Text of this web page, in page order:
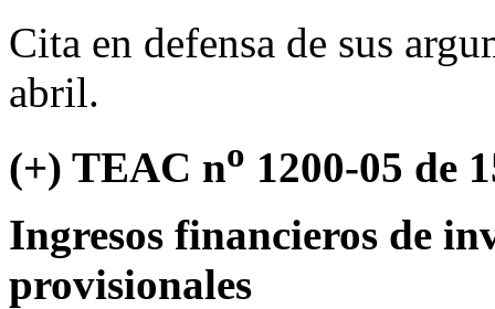
Cita en defensa de sus
abril.
(+) TEAC no 1200-05 de
Ingresos financieros de
provisionales